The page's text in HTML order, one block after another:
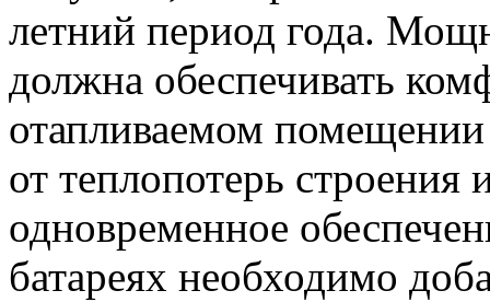
летний период года.
должна обеспечивать
отапливаемом
от теплопотерь строения
одновременное
батареях необходимо